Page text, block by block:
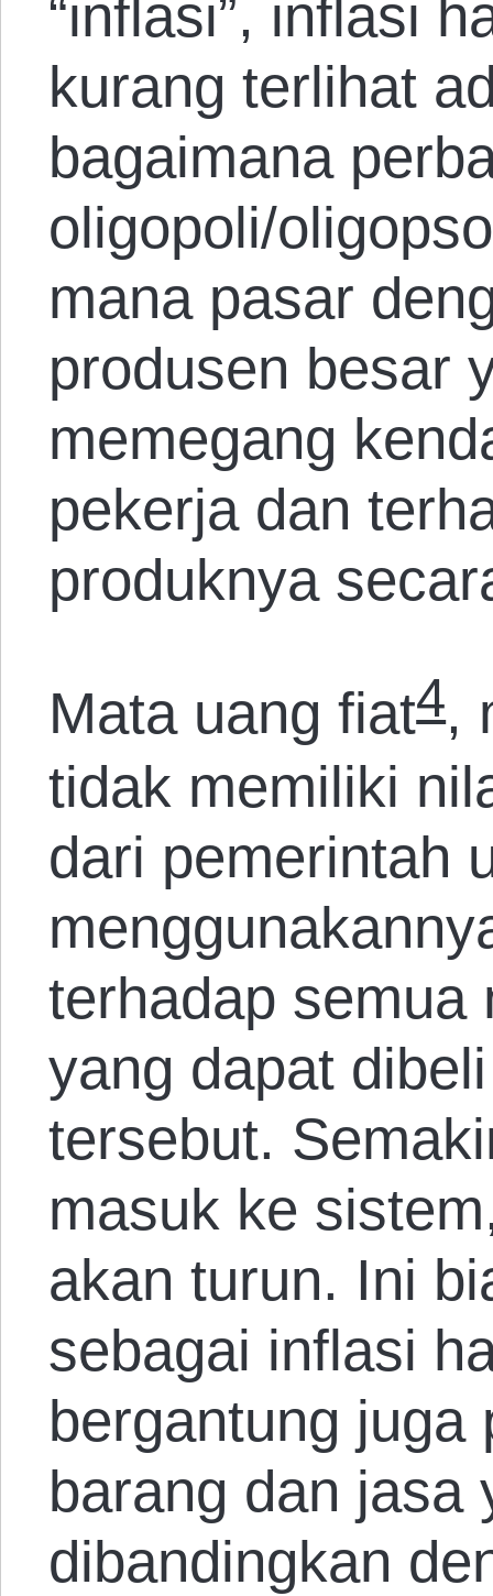
“inflasi”, inflasi
kurang terlihat
bagaimana
oligopoli/
mana pasar
produsen besar
memegang
pekerja dan
produknya
Mata uang fiat4,
tidak memiliki
dari pemerintah
terhadap semua
yang dapat
tersebut.
masuk ke
akan turun. Ini
sebagai inflasi
bergantung juga
barang dan jasa
dibandingkan